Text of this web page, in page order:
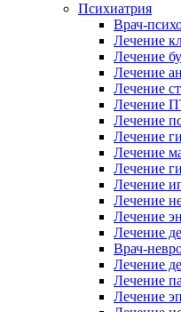
Психиатрия
Врач-
Лечение
Лечение
Лечение
Лечение
Лечение
Лечение
Лечение
Лечение
Лечение
Лечение
Лечение
Лечение
Лечение
Врач-
Лечение
Лечение
Лечение